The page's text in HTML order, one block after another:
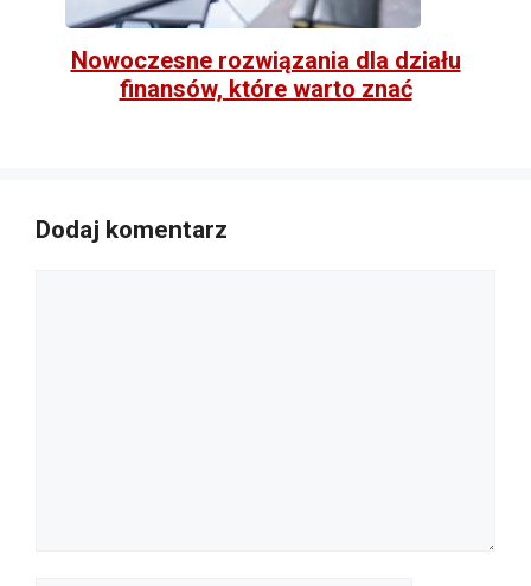
Nowoczesne rozwiązania dla działu
finansów, które warto znać
Dodaj komentarz